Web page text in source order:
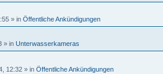
» in Öffentliche Ankündigungen
» in Unterwasserkameras
12:32 » in Öffentliche Ankündigungen